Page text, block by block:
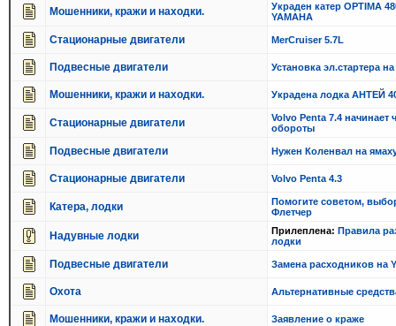
Мошенники, кражи и находки.
Украден катер OPTIMA
YAMAHA
Стационарные двигатели MerCruiser 5.7L
Подвесные двигатели Установка эл.стартера
Мошенники, кражи и находки. Украдена лодка АНТЕЙ
Стационарные двигатели
Volvo Penta 7.4 начинает
обороты
Подвесные двигатели Нужен Коленвал на
Стационарные двигатели Volvo Penta 4.3
Катера, лодки
Помогите советом,
Флетчер
Надувные лодки Прилеплена: Правила
лодки
Подвесные двигатели Замена расходников на
Охота Альтернативные
Мошенники, кражи и находки. Заявление о краже